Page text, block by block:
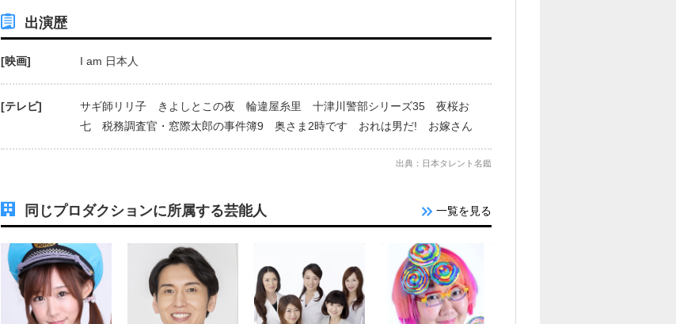
出演歴
[映画] I am 日本人
[テレビ]
サギ師リリ子 きよしとこの夜 輪違屋糸里 十津川警部シリーズ35 夜桜お
七 税務調査官・窓際太郎の事件簿9 奥さま2時です おれは男だ! お嫁さん
出典：日本タレント名鑑
同じプロダクションに所属する芸能人 一覧を見る